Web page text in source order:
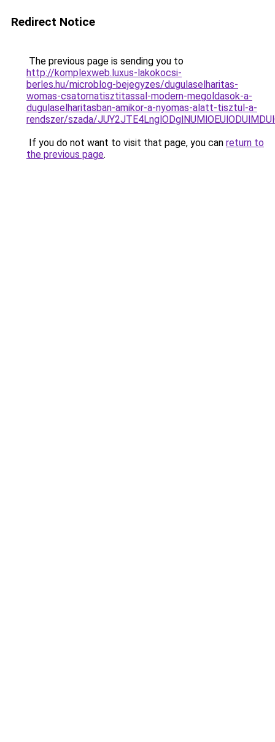
Redirect Notice
The previous page is sending you to
http://komplexweb.luxus-lakokocsi-
berles.hu/microblog-bejegyzes/dugulaselharitas-
womas-csatornatisztitassal-modern-megoldasok-a-
dugulaselharitasban-amikor-a-nyomas-alatt-tisztul-a-
rendszer/szada/
If you do not want to visit that page, you can return to
the previous page.